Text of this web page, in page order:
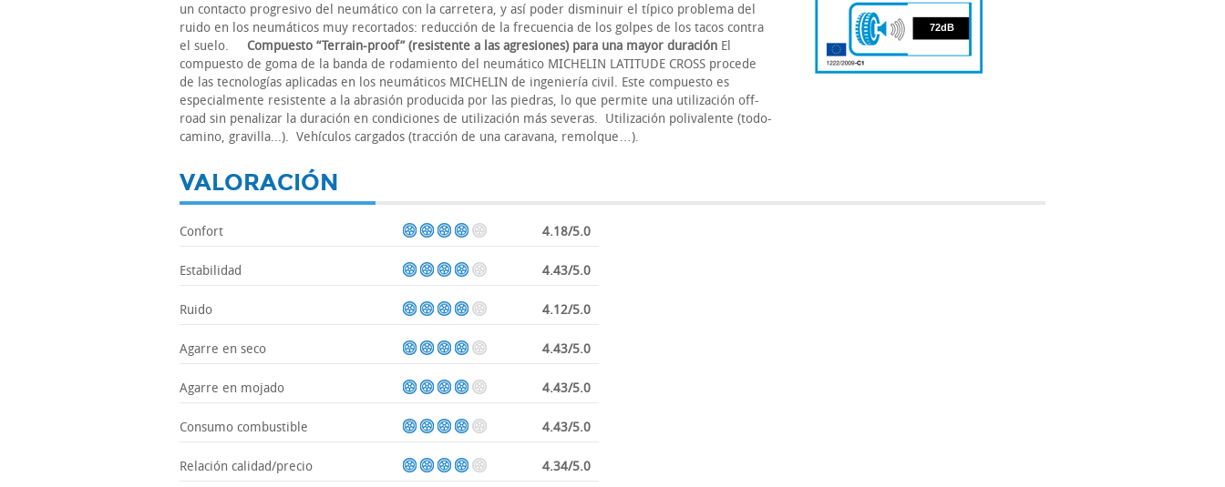
un contacto progresivo del neumático con la carretera, y así poder disminuir el típico problema del
ruido en los neumáticos muy recortados: reducción de la frecuencia de los golpes de los tacos contra
el suelo. Compuesto “Terrain-proof” (resistente a las agresiones) para una mayor duración El
compuesto de goma de la banda de rodamiento del neumático MICHELIN LATITUDE CROSS procede
de las tecnologías aplicadas en los neumáticos MICHELIN de ingeniería civil. Este compuesto es
especialmente resistente a la abrasión producida por las piedras, lo que permite una utilización off-
road sin penalizar la duración en condiciones de utilización más severas. Utilización polivalente (todo-
camino, gravilla...). Vehículos cargados (tracción de una caravana, remolque…).
72
72dB
VALORACIÓN
Confort 4.18/5.0
Estabilidad 4.43/5.0
Ruido 4.12/5.0
Agarre en seco 4.43/5.0
Agarre en mojado 4.43/5.0
Consumo combustible 4.43/5.0
Relación calidad/precio 4.34/5.0